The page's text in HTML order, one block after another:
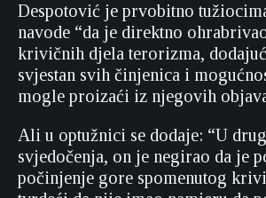
Despotović je prvobitno
navode “da je direktno
krivičnih djela terorizma,
svjestan svih činjenica i
mogle proizaći iz njegovih
Ali u optužnici se dodaje: “U
svjedočenja, on je negirao da je
počinjenje gore spomenutog